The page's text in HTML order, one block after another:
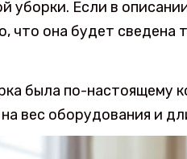
уборки. Если в
что она будет сведена
была по-настоящему
вес оборудования и